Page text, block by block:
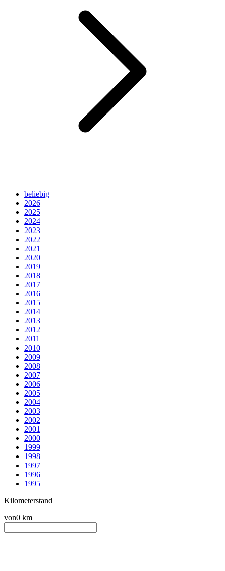
beliebig
2026
2025
2024
2023
2022
2021
2020
2019
2018
2017
2016
2015
2014
2013
2012
2011
2010
2009
2008
2007
2006
2005
2004
2003
2002
2001
2000
1999
1998
1997
1996
1995
Kilometerstand
von0 km